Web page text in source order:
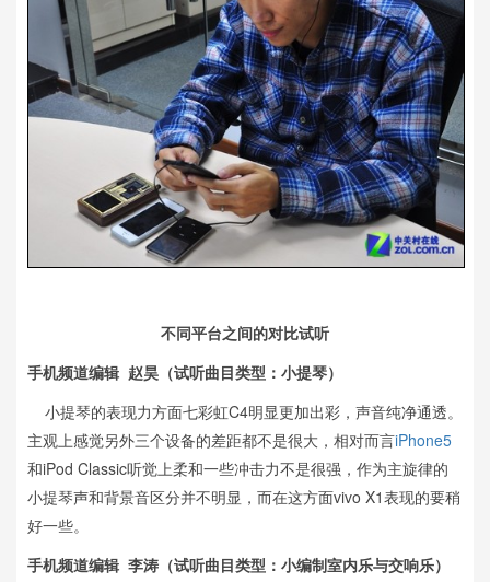
不同平台之间的对比试听
手机频道编辑 赵昊（试听曲目类型：小提琴）
小提琴的表现力方面七彩虹C4明显更加出彩，声音纯净通透。
主观上感觉另外三个设备的差距都不是很大，相对而言iPhone5
和iPod Classic听觉上柔和一些冲击力不是很强，作为主旋律的
小提琴声和背景音区分并不明显，而在这方面vivo X1表现的要稍
好一些。
手机频道编辑 李涛（试听曲目类型：小编制室内乐与交响乐）